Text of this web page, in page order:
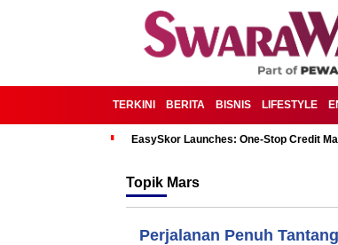
TERKINI BERITA BISNIS LIFESTYLE
EasySkor Launches: One-Stop Credit
Topik Mars
Perjalanan Penuh